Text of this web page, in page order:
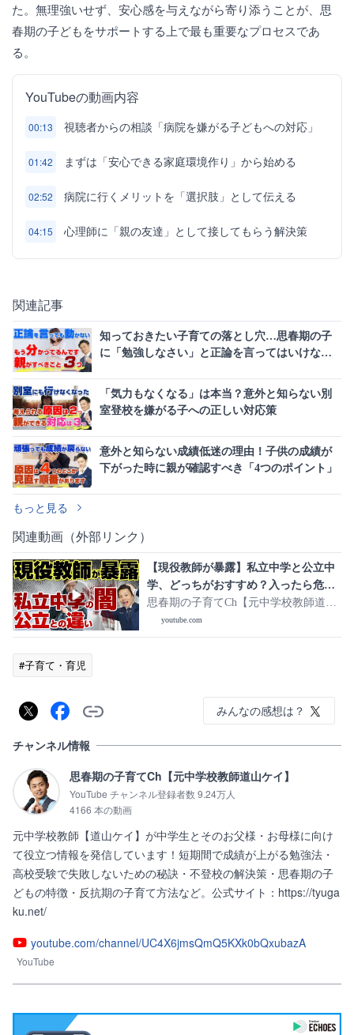
た。無理強いせず、安心感を与えながら寄り添うことが、思
春期の子どもをサポートする上で最も重要なプロセスであ
る。
YouTubeの動画内容
00:13 視聴者からの相談「病院を嫌がる子どもへの対応」
01:42 まずは「安心できる家庭環境作り」から始める
02:52 病院に行くメリットを「選択肢」として伝える
04:15 心理師に「親の友達」として接してもらう解決策
関連記事
知っておきたい子育ての落とし穴…思春期の子
に「勉強しなさい」と正論を言ってはいけない
「気力もなくなる」は本当？意外と知らない別
室登校を嫌がる子への正しい対応策
意外と知らない成績低迷の理由！子供の成績が
下がった時に親が確認すべき「4つのポイント」
もっと見る
関連動画（外部リンク）
【現役教師が暴露】私立中学と公立中
学、どっちがおすすめ？入ったら危険
な子どもがいるので注意
思春期の子育てCh【元中学校教師道山
ケイ】
youtube.com
#子育て・育児
みんなの感想は？
チャンネル情報
思春期の子育てCh【元中学校教師道山ケイ】
YouTube チャンネル登録者数 9.24万人
4166 本の動画
元中学校教師【道山ケイ】が中学生とそのお父様・お母様に向け
て役立つ情報を発信しています！短期間で成績が上がる勉強法・
高校受験で失敗しないための秘訣・不登校の解決策・思春期の子
どもの特徴・反抗期の子育て方法など。公式サイト：https://tyuga
ku.net/
youtube.com/channel/UC4X6jmsQmQ5KXk0bQxubazA
YouTube